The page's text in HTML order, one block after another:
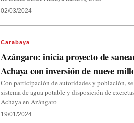
02/03/2024
Carabaya
Azángaro: inicia proyecto de
Achaya con inversión de nueve
Con participación de autoridades y población,
sistema de agua potable y disposición de
Achaya en Azángaro
19/01/2024